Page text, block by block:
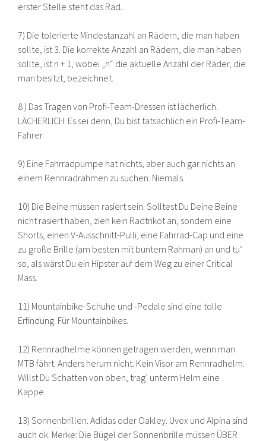
erster Stelle steht das Rad.
7) Die tolerierte Mindestanzahl an Rädern, die man haben
sollte, ist 3. Die korrekte Anzahl an Rädern, die man haben
sollte, ist n + 1, wobei „n“ die aktuelle Anzahl der Räder, die
man besitzt, bezeichnet.
8 ) Das Tragen von Profi-Team-Dressen ist lächerlich.
LÄCHERLICH. Es sei denn, Du bist tatsächlich ein Profi-Team-
Fahrer.
9) Eine Fahrradpumpe hat nichts, aber auch gar nichts an
einem Rennradrahmen zu suchen. Niemals.
10) Die Beine müssen rasiert sein. Solltest Du Deine Beine
nicht rasiert haben, zieh kein Radtrikot an, sondern eine
Shorts, einen V-Ausschnitt-Pulli, eine Fahrrad-Cap und eine
zu große Brille (am besten mit buntem Rahman) an und tu’
so, als wärst Du ein Hipster auf dem Weg zu einer Critical
Mass.
11) Mountainbike-Schuhe und -Pedale sind eine tolle
Erfindung. Für Mountainbikes.
12) Rennradhelme können getragen werden, wenn man
MTB fährt. Anders herum nicht. Kein Visor am Rennradhelm.
Willst Du Schatten von oben, trag’ unterm Helm eine
Kappe.
13) Sonnenbrillen. Adidas oder Oakley. Uvex und Alpina sind
auch ok. Merke: Die Bügel der Sonnenbrille müssen ÜBER